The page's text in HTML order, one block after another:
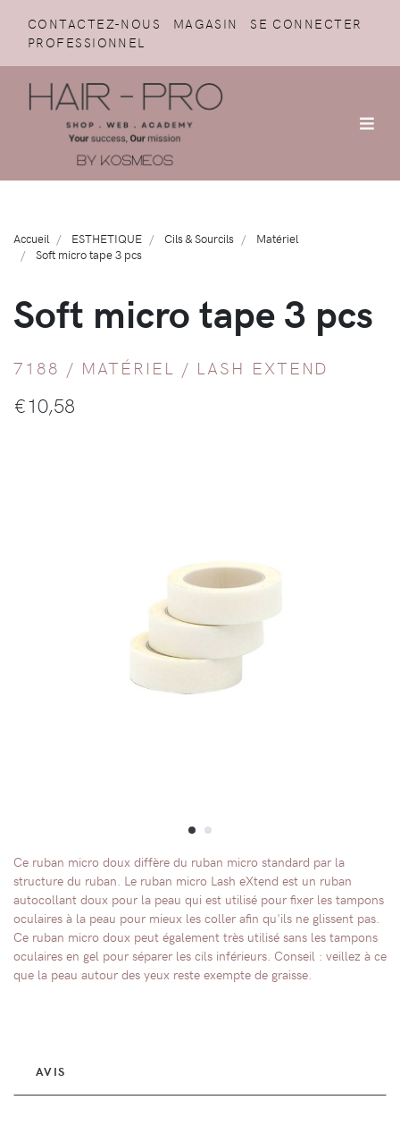
CONTACTEZ-NOUS MAGASIN
SE CONNECTER
PROFESSIONNEL
Accueil ESTHETIQUE Cils & Sourcils
Matériel
Soft micro tape 3 pcs
Soft micro tape 3 pcs
7188 / MATÉRIEL / LASH EXTEND
€10,58
Ce ruban micro doux diffère du ruban micro standard par la
structure du ruban. Le ruban micro Lash eXtend est un ruban
autocollant doux pour la peau qui est utilisé pour fixer les tampons
oculaires à la peau pour mieux les coller afin qu'ils ne glissent pas.
Ce ruban micro doux peut également très utilisé sans les tampons
oculaires en gel pour séparer les cils inférieurs. Conseil : veillez à ce
que la peau autour des yeux reste exempte de graisse.
AVIS